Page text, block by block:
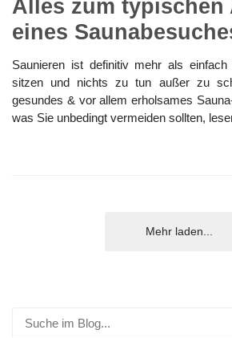
Alles zum typischen
eines
Saunieren ist definitiv mehr als
sitzen und nichts zu tun außer zu
gesundes & vor allem erholsames
was Sie unbedingt vermeiden sollten,
Mehr laden...